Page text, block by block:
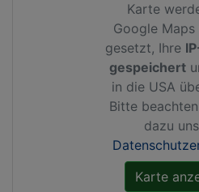
Karte
Google
gesetzt, Ihre
gespeichert
in die USA
Bitte
dazu